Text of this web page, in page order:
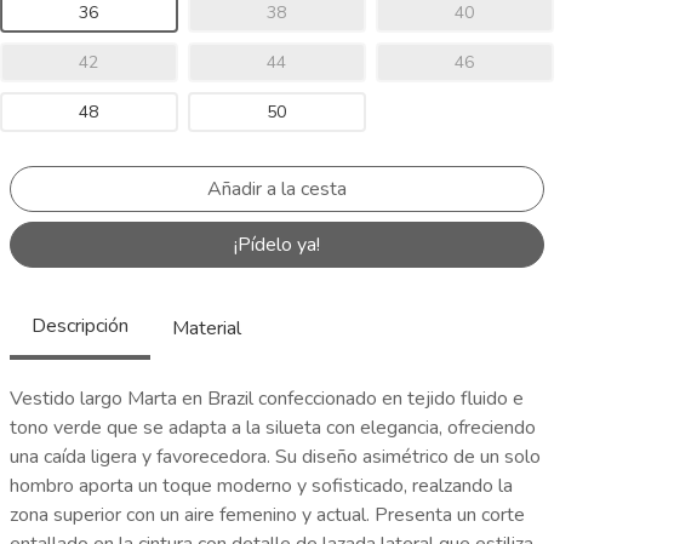
36 38 40
42 44 46
48 50
¡Pídelo ya!
Descripción Material
Vestido largo Marta en Brazil confeccionado en tejido fluido e
tono verde que se adapta a la silueta con elegancia, ofreciendo
una caída ligera y favorecedora. Su diseño asimétrico de un solo
hombro aporta un toque moderno y sofisticado, realzando la
zona superior con un aire femenino y actual. Presenta un corte